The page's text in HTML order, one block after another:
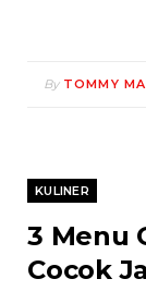
By TOMMY
KULINER
3 Menu
Cocok